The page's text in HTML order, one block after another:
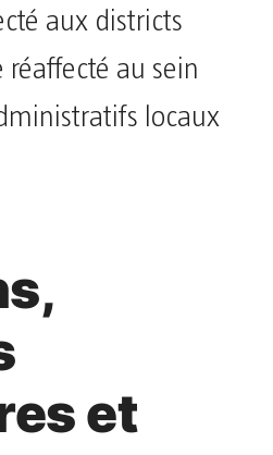
aux districts
réaffecté au sein
locaux
et